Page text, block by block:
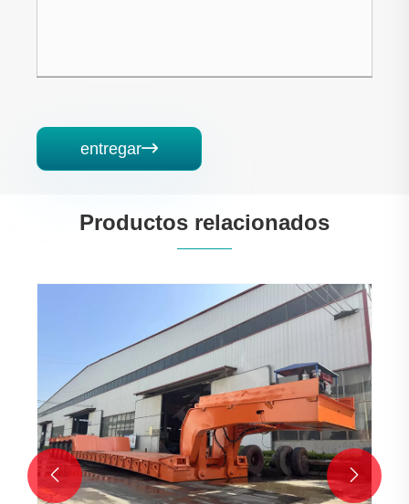
entregar
Productos relacionados
 